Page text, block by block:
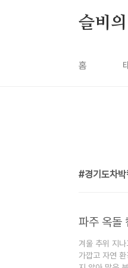
슬비
홈
경기도차
파주 옥돌
겨울 추위 지
가깝고 자연